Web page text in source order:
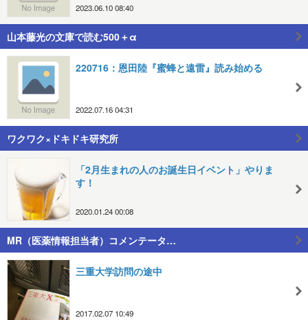
2023.06.10 08:40
山本藤光の文庫で読む500＋α
220716：恩田陸『蜜蜂と遠雷』読み始める
2022.07.16 04:31
ワクワク×ドキドキ研究所
「2月生まれの人のお誕生日イベント」やりま
す！
2020.01.24 00:08
MR（医薬情報担当者）コメンテータ…
三重大学訪問の途中
2017.02.07 10:49